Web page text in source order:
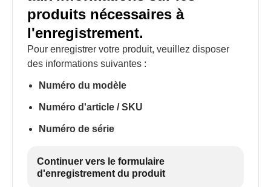
produits nécessaires à
l'enregistrement.
Pour enregistrer votre produit, veuillez disposer
des informations suivantes :
Numéro du modèle
Numéro d'article / SKU
Numéro de série
Continuer vers le formulaire
d'enregistrement du produit